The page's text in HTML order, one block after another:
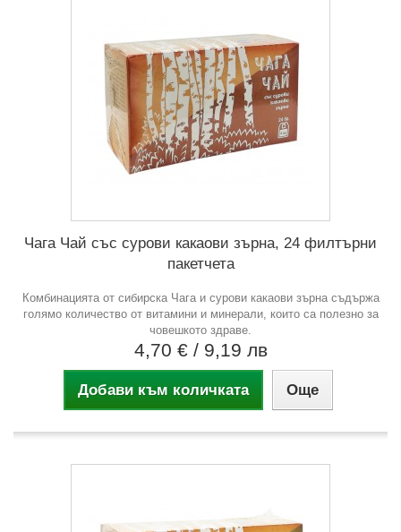
Чага Чай със сурови какаови зърна, 24 филтърни
пакетчета
Комбинацията от сибирска Чага и сурови какаови зърна съдържа
голямо количество от витамини и минерали, които са полезно за
човешкото здраве.
4,70 € / 9,19 лв
Добави към количката Още